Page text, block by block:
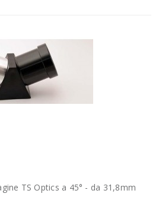
TS Optics a 45° - da 31,8mm